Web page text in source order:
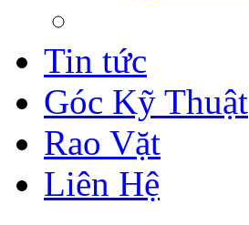
Tin tức
Góc Kỹ Thuật
Rao Vặt
Liên Hệ